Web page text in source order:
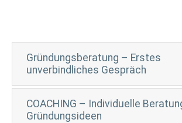
Gründungsberatung – Erstes
unverbindliches Gespräch
COACHING – Individuelle
Gründungsideen